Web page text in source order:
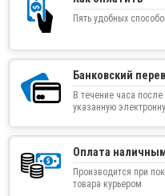
Пять удобных
Банковский
В течение часа
указанную
Оплата
Производится при
товара курьером